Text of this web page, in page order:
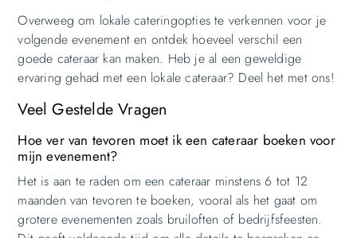
Overweeg om lokale cateringopties te verkennen voor je
volgende evenement en ontdek hoeveel verschil een
goede cateraar kan maken. Heb je al een geweldige
ervaring gehad met een lokale cateraar? Deel het met ons!
Veel Gestelde Vragen
Hoe ver van tevoren moet ik een cateraar boeken voor
mijn evenement?
Het is aan te raden om een cateraar minstens 6 tot 12
maanden van tevoren te boeken, vooral als het gaat om
grotere evenementen zoals bruiloften of bedrijfsfeesten.